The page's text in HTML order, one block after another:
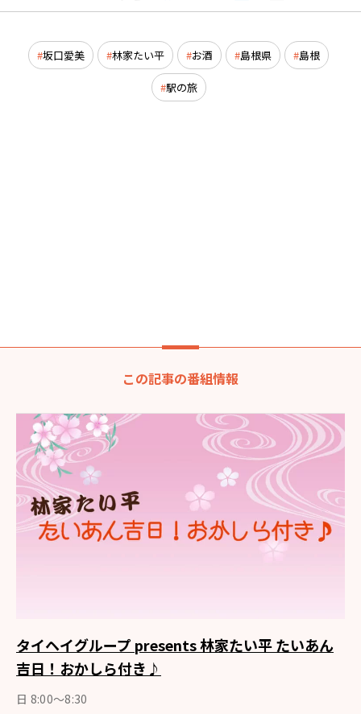
坂口愛美 林家たい平 お酒 島根県 島根
駅の旅
この記事の番組情報
タイヘイグループ presents 林家たい平 たいあん
吉日！おかしら付き♪
日 8:00～8:30